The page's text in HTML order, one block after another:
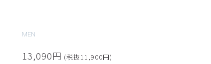
MEN
13,090円 (税抜11,900円)